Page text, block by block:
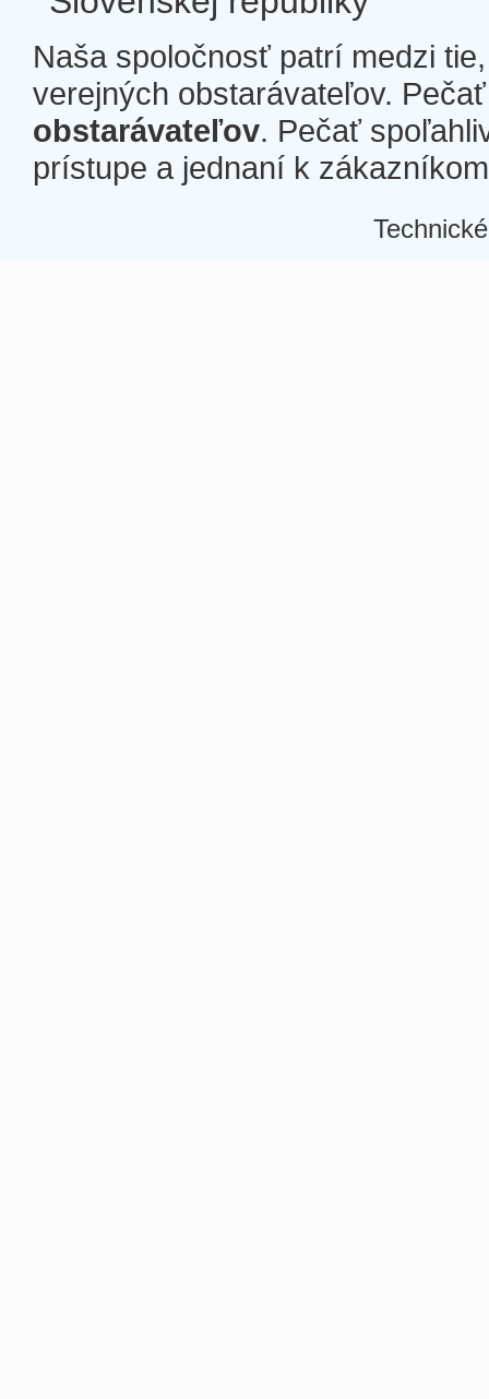
Naša spoločnosť patrí medzi
verejných obstarávateľov.
obstarávateľov. Pečať
prístupe a jednaní k